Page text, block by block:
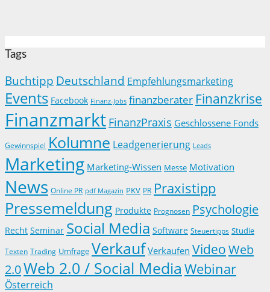
Tags
Buchtipp Deutschland Empfehlungsmarketing
Events Facebook Finanz-Jobs finanzberater Finanzkrise
Finanzmarkt FinanzPraxis Geschlossene Fonds
Gewinnspiel Kolumne Leadgenerierung Leads
Marketing Marketing-Wissen Messe Motivation
News Online PR pdf Magazin PKV PR Praxistipp
Pressemeldung Produkte Prognosen Psychologie
Recht Seminar Social Media Software Steuertipps Studie
Texten Trading Umfrage Verkauf Verkaufen VideoWeb
2.0Web 2.0 / Social Media Webinar
Österreich